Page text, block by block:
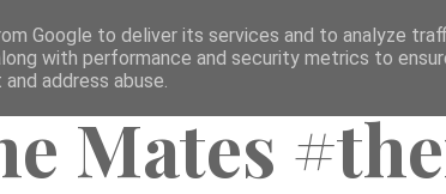
Mates
Google to deliver its services and to analyze
with performance and security metrics to
address abuse.